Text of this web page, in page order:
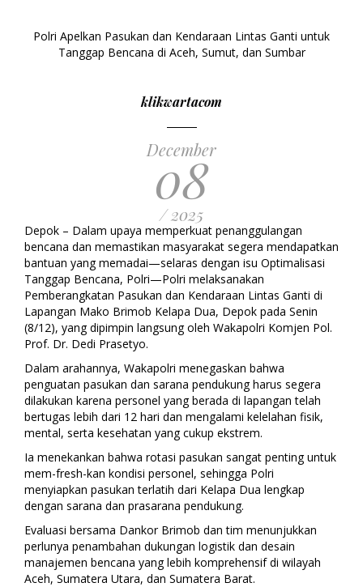
Polri Apelkan Pasukan dan Kendaraan Lintas Ganti untuk
Tanggap Bencana di Aceh, Sumut, dan Sumbar
klikwartacom
December
08
/ 2025
Depok – Dalam upaya memperkuat penanggulangan
bencana dan memastikan masyarakat segera mendapatkan
bantuan yang memadai—selaras dengan isu Optimalisasi
Tanggap Bencana, Polri—Polri melaksanakan
Pemberangkatan Pasukan dan Kendaraan Lintas Ganti di
Lapangan Mako Brimob Kelapa Dua, Depok pada Senin
(8/12), yang dipimpin langsung oleh Wakapolri Komjen Pol.
Prof. Dr. Dedi Prasetyo.
Dalam arahannya, Wakapolri menegaskan bahwa
penguatan pasukan dan sarana pendukung harus segera
dilakukan karena personel yang berada di lapangan telah
bertugas lebih dari 12 hari dan mengalami kelelahan fisik,
mental, serta kesehatan yang cukup ekstrem.
Ia menekankan bahwa rotasi pasukan sangat penting untuk
mem-fresh-kan kondisi personel, sehingga Polri
menyiapkan pasukan terlatih dari Kelapa Dua lengkap
dengan sarana dan prasarana pendukung.
Evaluasi bersama Dankor Brimob dan tim menunjukkan
perlunya penambahan dukungan logistik dan desain
manajemen bencana yang lebih komprehensif di wilayah
Aceh, Sumatera Utara, dan Sumatera Barat.